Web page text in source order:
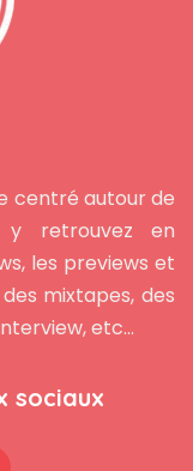
centré autour de
y retrouvez en
les previews et
mixtapes, des
etc...
sociaux